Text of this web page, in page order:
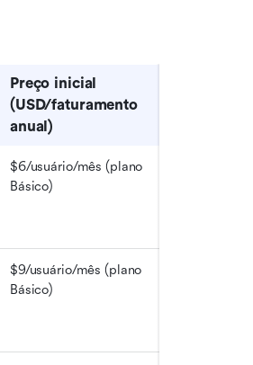
Preço inicial
(USD/faturamento
anual)
$6/usuário/mês (plano
Básico)
$9/usuário/mês (plano
Básico)